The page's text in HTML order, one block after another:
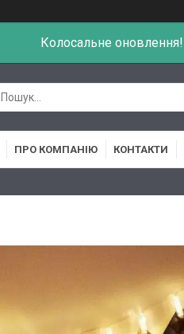
Колосальне оновлення!
ПРО КОМПАНІЮ КОНТАКТИ